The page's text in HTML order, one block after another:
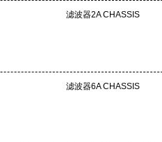
滤波器2A CHASSIS
滤波器6A CHASSIS